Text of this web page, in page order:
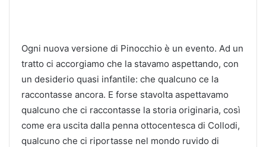
Ogni nuova versione di Pinocchio è un evento. Ad un
tratto ci accorgiamo che la stavamo aspettando, con
un desiderio quasi infantile: che qualcuno ce la
raccontasse ancora. E forse stavolta aspettavamo
qualcuno che ci raccontasse la storia originaria, così
come era uscita dalla penna ottocentesca di Collodi,
qualcuno che ci riportasse nel mondo ruvido di